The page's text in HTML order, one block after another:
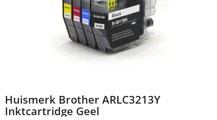
Huismerk Brother ARLC3213Y
Inktcartridge Geel